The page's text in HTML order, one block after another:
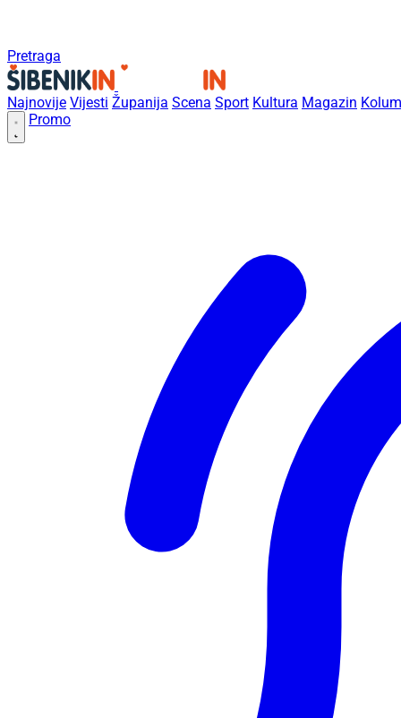
Pretraga
Najnovije Vijesti Županija Scena Sport Kultura Magazin
Promo